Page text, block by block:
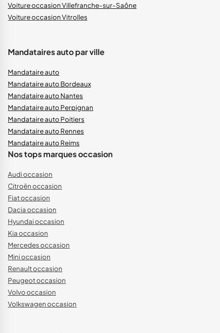
Voiture occasion Villefranche-sur-Saône
Voiture occasion Vitrolles
Mandataires auto par ville
Mandataire auto
Mandataire auto Bordeaux
Mandataire auto Nantes
Mandataire auto Perpignan
Mandataire auto Poitiers
Mandataire auto Rennes
Mandataire auto Reims
Nos tops marques occasion
Audi occasion
Citroën occasion
Fiat occasion
Dacia occasion
Hyundai occasion
Kia occasion
Mercedes occasion
Mini occasion
Renault occasion
Peugeot occasion
Volvo occasion
Volkswagen occasion